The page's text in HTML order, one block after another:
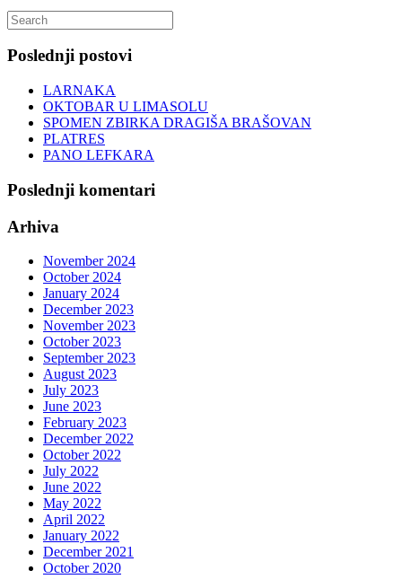
Search
for:
Poslednji postovi
LARNAKA
OKTOBAR U LIMASOLU
SPOMEN ZBIRKA DRAGIŠA BRAŠOVAN
PLATRES
PANO LEFKARA
Poslednji komentari
Arhiva
November 2024
October 2024
January 2024
December 2023
November 2023
October 2023
September 2023
August 2023
July 2023
June 2023
February 2023
December 2022
October 2022
July 2022
June 2022
May 2022
April 2022
January 2022
December 2021
October 2020